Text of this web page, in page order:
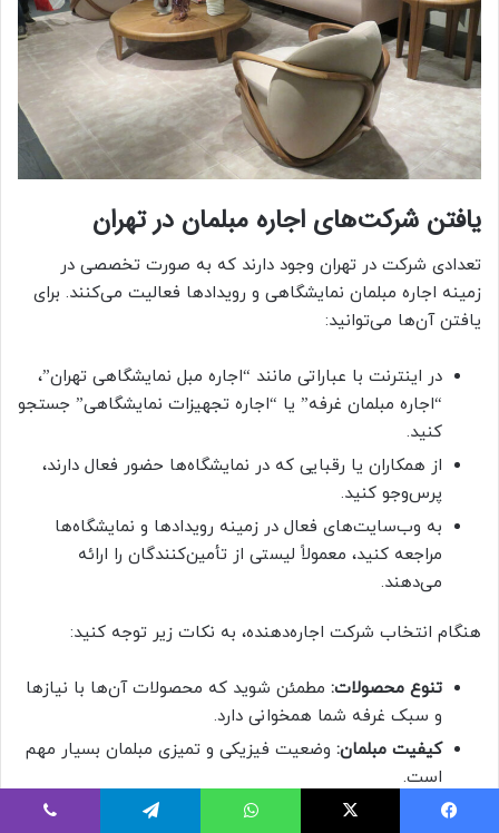
یافتن شرکت‌های اجاره مبلمان در تهران
تعدادی شرکت در تهران وجود دارند که به صورت تخصصی در
زمینه اجاره مبلمان نمایشگاهی و رویدادها فعالیت می‌کنند. برای
یافتن آن‌ها می‌توانید:
در اینترنت با عباراتی مانند “اجاره مبل نمایشگاهی تهران”،
“اجاره مبلمان غرفه” یا “اجاره تجهیزات نمایشگاهی” جستجو
کنید.
از همکاران یا رقبایی که در نمایشگاه‌ها حضور فعال دارند،
پرس‌وجو کنید.
به وب‌سایت‌های فعال در زمینه رویدادها و نمایشگاه‌ها
مراجعه کنید، معمولاً لیستی از تأمین‌کنندگان را ارائه
می‌دهند.
هنگام انتخاب شرکت اجاره‌دهنده، به نکات زیر توجه کنید:
تنوع محصولات: مطمئن شوید که محصولات آن‌ها با نیازها
و سبک غرفه شما همخوانی دارد.
کیفیت مبلمان: وضعیت فیزیکی و تمیزی مبلمان بسیار مهم
است.
خدمات لجستیکی:
آیا حمل و نقل، نصب و جمع‌آوری به موقع